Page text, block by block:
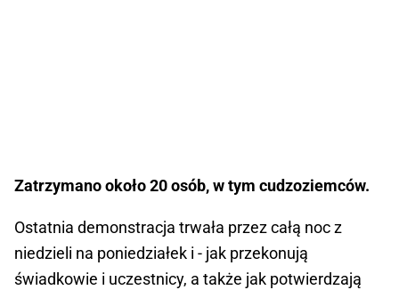
Zatrzymano około 20 osób, w tym cudzoziemców.
Ostatnia demonstracja trwała przez całą noc z
niedzieli na poniedziałek i - jak przekonują
świadkowie i uczestnicy, a także jak potwierdzają